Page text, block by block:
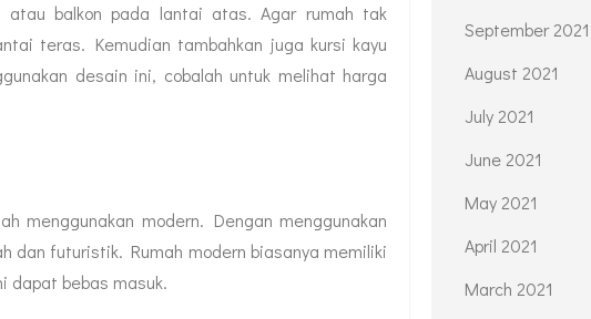
atau balkon pada lantai atas. Agar rumah tak
teras. Kemudian tambahkan juga kursi kayu
desain ini, cobalah untuk melihat harga
menggunakan modern. Dengan menggunakan
dan futuristik. Rumah modern biasanya memiliki
dapat bebas masuk.
September 2021
August 2021
July 2021
June 2021
May 2021
April 2021
March 2021